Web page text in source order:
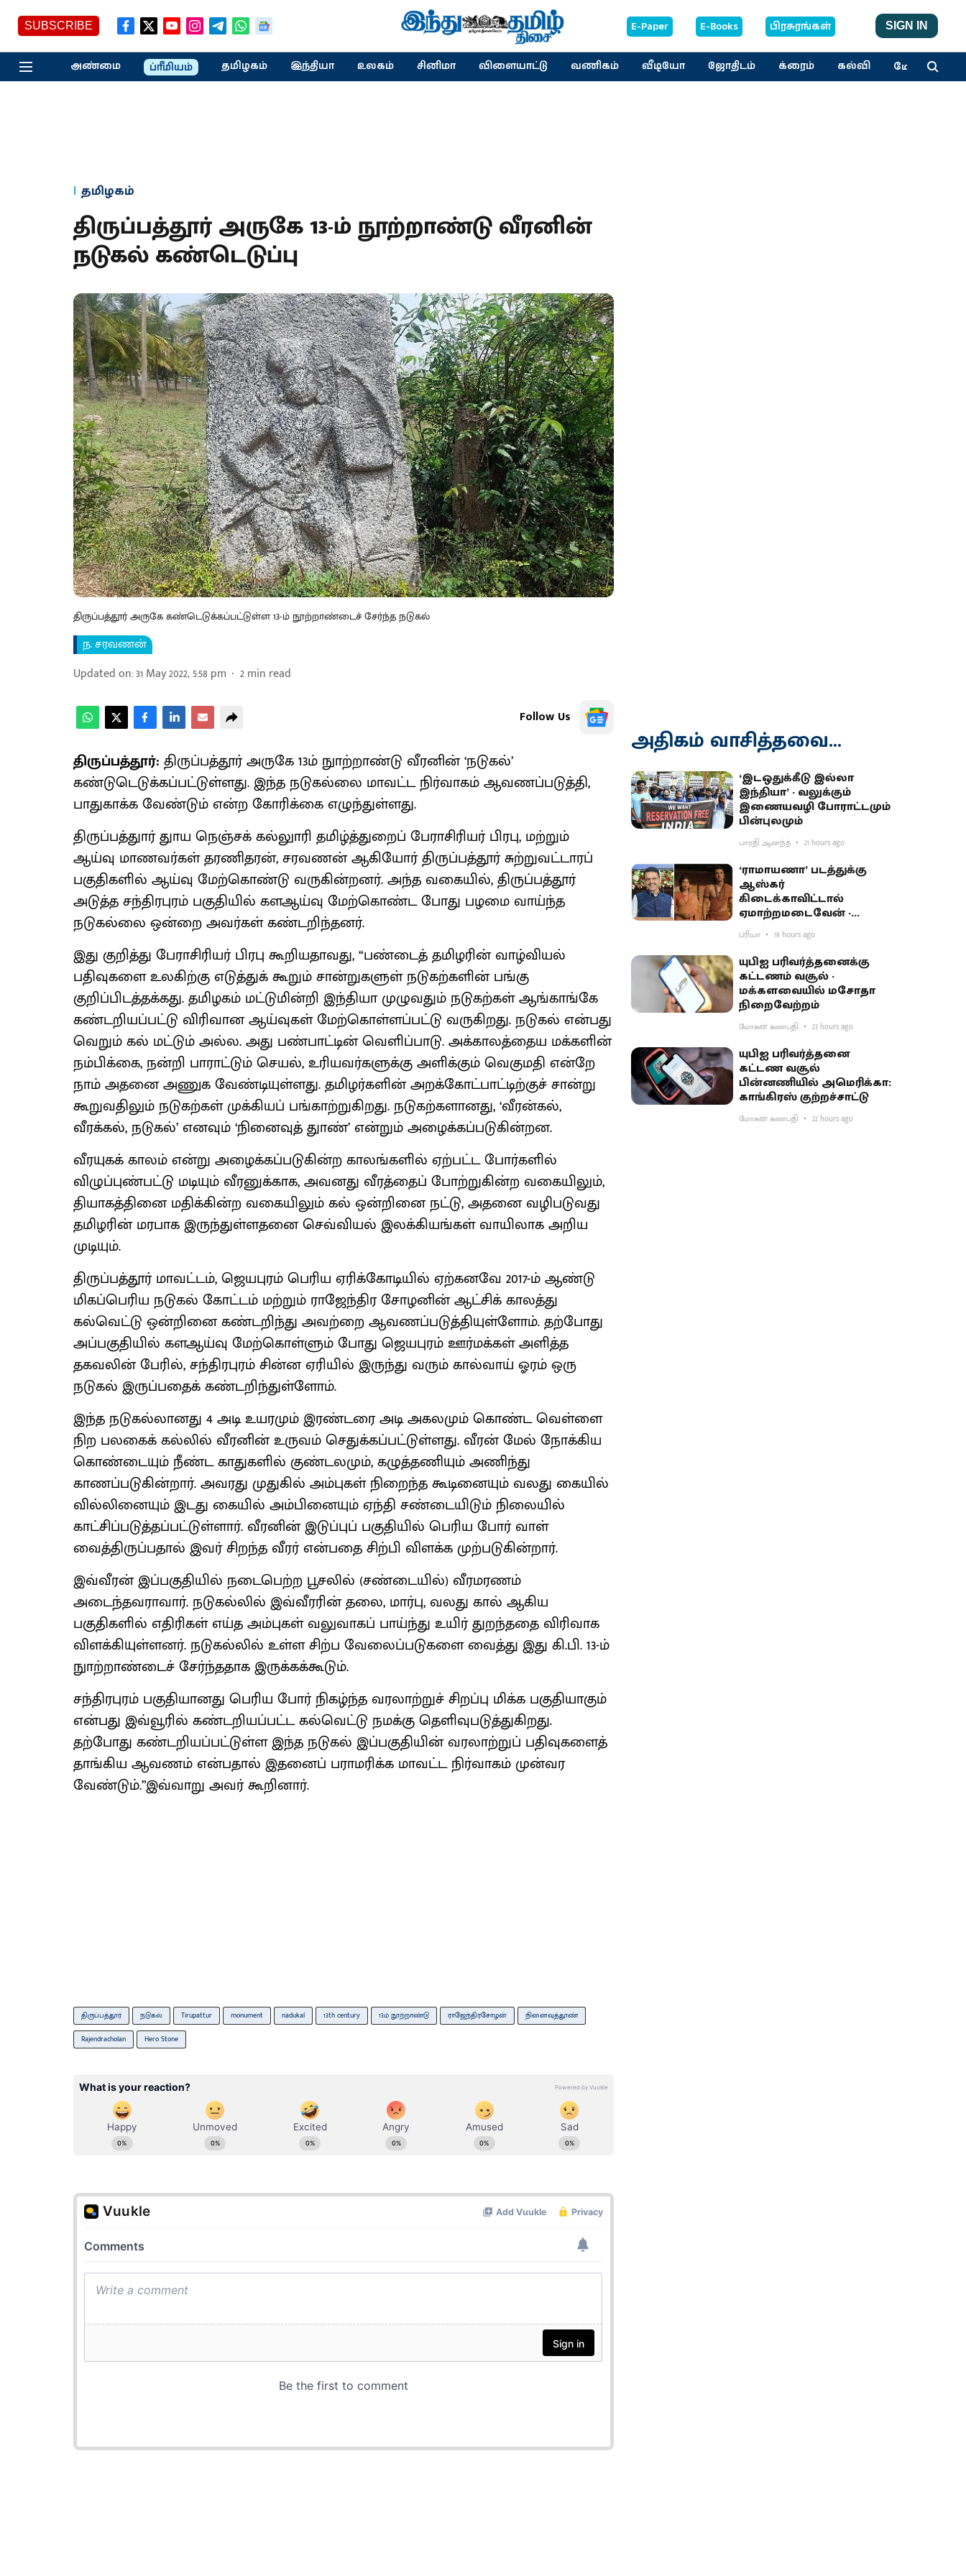
SUBSCRIBE E-Paper E-Books பிரசுரங்கள் SIGN IN
அண்மை ப்ரீமியம் தமிழகம் இந்தியா உலகம் சினிமா விளையாட்டு வணிகம் வீடியோ ஜோதிடம் க்ரைம் கல்வி மேலும்
தமிழகம்
திருப்பத்தூர் அருகே 13-ம் நூற்றாண்டு வீரனின்
நடுகல் கண்டெடுப்பு
திருப்பத்தூர் அருகே கண்டெடுக்கப்பட்டுள்ள 13-ம் நூற்றாண்டைச் சேர்ந்த நடுகல்
ந. சரவணன்
Updated on:31 May 2022, 5:58 pm 2min read
Follow Us
திருப்பத்தூர்: திருப்பத்தூர் அருகே 13ம் நுாற்றாண்டு வீரனின் ‘நடுகல்’
கண்டுடெடுக்கப்பட்டுள்ளது. இந்த நடுகல்லை மாவட்ட நிர்வாகம் ஆவணப்படுத்தி,
பாதுகாக்க வேண்டும் என்ற கோரிக்கை எழுந்துள்ளது.
திருப்பத்துார் துாய நெஞ்சக் கல்லுாரி தமிழ்த்துறைப் பேராசிரியர் பிரபு, மற்றும்
ஆய்வு மாணவர்கள் தரணிதரன், சரவணன் ஆகியோர் திருப்பத்தூர் சுற்றுவட்டாரப்
பகுதிகளில் ஆய்வு மேற்கொண்டு வருகின்றனர். அந்த வகையில், திருப்பத்தூர்
அடுத்த சந்திரபுரம் பகுதியில் களஆய்வு மேற்கொண்ட போது பழமை வாய்ந்த
நடுகல்லை ஒன்றை அவர்கள் கண்டறிந்தனர்.
இது குறித்து பேராசிரியர் பிரபு கூறியதாவது, “பண்டைத் தமிழரின் வாழ்வியல்
பதிவுகளை உலகிற்கு எடுத்துக் கூறும் சான்றுகளுள் நடுகற்களின் பங்கு
குறிப்பிடத்தக்கது. தமிழகம் மட்டுமின்றி இந்தியா முழுவதும் நடுகற்கள் ஆங்காங்கே
கண்டறியப்பட்டு விரிவான ஆய்வுகள் மேற்கொள்ளப்பட்டு வருகிறது. நடுகல் என்பது
வெறும் கல் மட்டும் அல்ல. அது பண்பாட்டின் வெளிப்பாடு. அக்காலத்தைய மக்களின்
நம்பிக்கை, நன்றி பாராட்டும் செயல், உரியவர்களுக்கு அளிக்கும் வெகுமதி என்றே
நாம் அதனை அணுக வேண்டியுள்ளது. தமிழர்களின் அறக்கோட்பாட்டிற்குச் சான்று
கூறுவதிலும் நடுகற்கள் முக்கியப் பங்காற்றுகிறது. நடுகற்களானது, ‘வீரன்கல்,
வீரக்கல், நடுகல்’ எனவும் ‘நினைவுத் துாண்’ என்றும் அழைக்கப்படுகின்றன.
வீரயுகக் காலம் என்று அழைக்கப்படுகின்ற காலங்களில் ஏற்பட்ட போர்களில்
விழுப்புண்பட்டு மடியும் வீரனுக்காக, அவனது வீரத்தைப் போற்றுகின்ற வகையிலும்,
தியாகத்தினை மதிக்கின்ற வகையிலும் கல் ஒன்றினை நட்டு, அதனை வழிபடுவது
தமிழரின் மரபாக இருந்துள்ளதனை செவ்வியல் இலக்கியங்கள் வாயிலாக அறிய
முடியும்.
திருப்பத்தூர் மாவட்டம், ஜெயபுரம் பெரிய ஏரிக்கோடியில் ஏற்கனவே 2017-ம் ஆண்டு
மிகப்பெரிய நடுகல் கோட்டம் மற்றும் ராஜேந்திர சோழனின் ஆட்சிக் காலத்து
கல்வெட்டு ஒன்றினை கண்டறிந்து அவற்றை ஆவணப்படுத்தியுள்ளோம். தற்போது
அப்பகுதியில் களஆய்வு மேற்கொள்ளும் போது ஜெயபுரம் ஊர்மக்கள் அளித்த
தகவலின் பேரில், சந்திரபுரம் சின்ன ஏரியில் இருந்து வரும் கால்வாய் ஓரம் ஒரு
நடுகல் இருப்பதைக் கண்டறிந்துள்ளோம்.
இந்த நடுகல்லானது 4 அடி உயரமும் இரண்டரை அடி அகலமும் கொண்ட வெள்ளை
நிற பலகைக் கல்லில் வீரனின் உருவம் செதுக்கப்பட்டுள்ளது. வீரன் மேல் நோக்கிய
கொண்டையும் நீண்ட காதுகளில் குண்டலமும், கழுத்தணியும் அணிந்து
காணப்படுகின்றார். அவரது முதுகில் அம்புகள் நிறைந்த கூடினையும் வலது கையில்
வில்லினையும் இடது கையில் அம்பினையும் ஏந்தி சண்டையிடும் நிலையில்
காட்சிப்படுத்தப்பட்டுள்ளார். வீரனின் இடுப்புப் பகுதியில் பெரிய போர் வாள்
வைத்திருப்பதால் இவர் சிறந்த வீரர் என்பதை சிற்பி விளக்க முற்படுகின்றார்.
இவ்வீரன் இப்பகுதியில் நடைபெற்ற பூசலில் (சண்டையில்) வீரமரணம்
அடைந்தவராவார். நடுகல்லில் இவ்வீரரின் தலை, மார்பு, வலது கால் ஆகிய
பகுதிகளில் எதிரிகள் எய்த அம்புகள் வலுவாகப் பாய்ந்து உயிர் துறந்ததை விரிவாக
விளக்கியுள்ளனர். நடுகல்லில் உள்ள சிற்ப வேலைப்படுகளை வைத்து இது கி.பி. 13-ம்
நுாற்றாண்டைச் சேர்ந்ததாக இருக்கக்கூடும்.
சந்திரபுரம் பகுதியானது பெரிய போர் நிகழ்ந்த வரலாற்றுச் சிறப்பு மிக்க பகுதியாகும்
என்பது இவ்வூரில் கண்டறியப்பட்ட கல்வெட்டு நமக்கு தெளிவுபடுத்துகிறது.
தற்போது கண்டறியப்பட்டுள்ள இந்த நடுகல் இப்பகுதியின் வரலாற்றுப் பதிவுகளைத்
தாங்கிய ஆவணம் என்பதால் இதனைப் பராமரிக்க மாவட்ட நிர்வாகம் முன்வர
வேண்டும்.”இவ்வாறு அவர் கூறினார்.
திருப்பத்தூர் நடுகல் Tirupattur monument nadukal 13th century 13ம் நூற்றாண்டு ராஜேந்திரசோழன் நினைவுத்தூண்
Rajendracholan Hero Stone
அதிகம் வாசித்தவை...
‘இடஒதுக்கீடு இல்லா
இந்தியா’ - வலுக்கும்
இணையவழி போராட்டமும்
பின்புலமும்
பாரதி ஆனந்த் 21 hours ago
‘ராமாயணா’ படத்துக்கு
ஆஸ்கர்
கிடைக்காவிட்டால்
ஏமாற்றமடைவேன் -
மகாராஷ்டிர முதல்வர்
பகிர்வு
ப்ரியா 18 hours ago
யுபிஐ பரிவர்த்தனைக்கு
கட்டணம் வசூல் -
மக்களவையில் மசோதா
நிறைவேற்றம்
மோகன் கணபதி 23 hours ago
யுபிஐ பரிவர்த்தனை
கட்டண வசூல்
பின்னணியில் அமெரிக்கா:
காங்கிரஸ் குற்றச்சாட்டு
மோகன் கணபதி 22 hours ago